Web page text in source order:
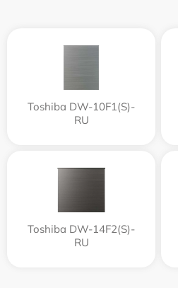
Toshiba DW-10F1(S)-
RU
Toshiba DW-14F2(S)-
RU